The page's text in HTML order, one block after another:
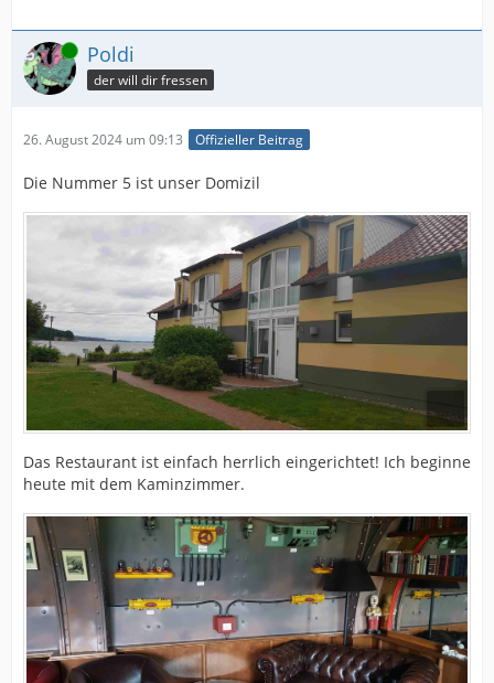
Online Poldi
der will dir fressen
26. August 2024 um 09:13 Offizieller Beitrag
Die Nummer 5 ist unser Domizil
Das Restaurant ist einfach herrlich eingerichtet! Ich beginne
heute mit dem Kaminzimmer.